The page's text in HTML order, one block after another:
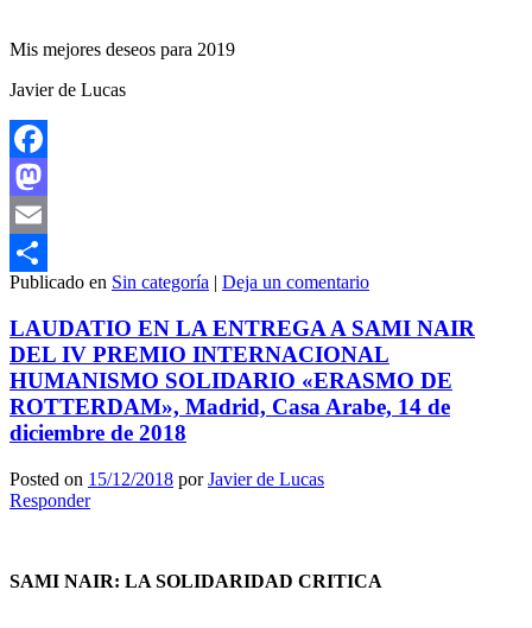
Mis mejores deseos para 2019
Javier de Lucas
Facebook
Mastodon
Email
Compartir
Publicado en Sin categoría | Deja un comentario
LAUDATIO EN LA ENTREGA A SAMI NAIR
DEL IV PREMIO INTERNACIONAL
HUMANISMO SOLIDARIO «ERASMO DE
ROTTERDAM», Madrid, Casa Arabe, 14 de
diciembre de 2018
Posted on 15/12/2018 porJavier de Lucas
Responder
SAMI NAIR: LA SOLIDARIDAD CRITICA